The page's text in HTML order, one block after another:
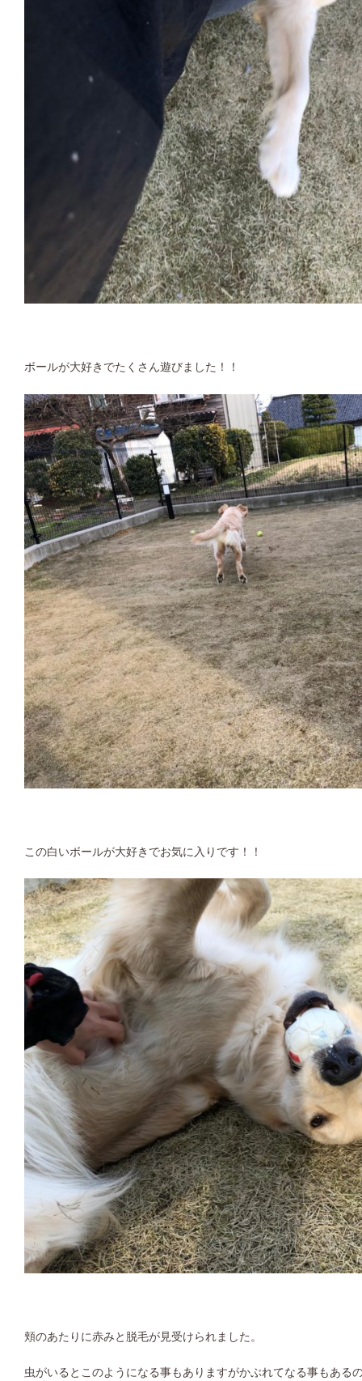
ボールが大好きでたくさん遊びました！！
この白いボールが大好きでお気に入りです！！
頬のあたりに赤みと脱毛が見受けられました。
虫がいるとこのようになる事もありますがかぶれてなる事もある